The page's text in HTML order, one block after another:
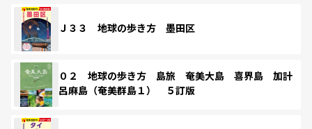
Ｊ３３ 地球の歩き方 墨田区
０２ 地球の歩き方 島旅 奄美大島 喜界島 加計
呂麻島（奄美群島１） ５訂版